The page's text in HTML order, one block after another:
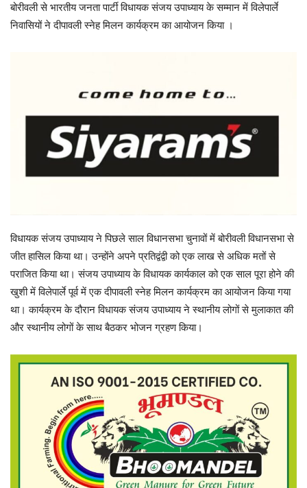
बोरीवली से भारतीय जनता पार्टी विधायक संजय उपाध्याय के सम्मान में विलेपार्ले
निवासियों ने दीपावली स्नेह मिलन कार्यक्रम का आयोजन किया ।
विधायक संजय उपाध्याय ने पिछले साल विधानसभा चुनावों में बोरीवली विधानसभा से
जीत हासिल किया था। उन्होंने अपने प्रतिद्वंद्वी को एक लाख से अधिक मतों से
पराजित किया था। संजय उपाध्याय के विधायक कार्यकाल को एक साल पूरा होने की
खुशी में विलेपार्ले पूर्व में एक दीपावली स्नेह मिलन कार्यक्रम का आयोजन किया गया
था। कार्यक्रम के दौरान विधायक संजय उपाध्याय ने स्थानीय लोगों से मुलाकात की
और स्थानीय लोगों के साथ बैठकर भोजन ग्रहण किया।